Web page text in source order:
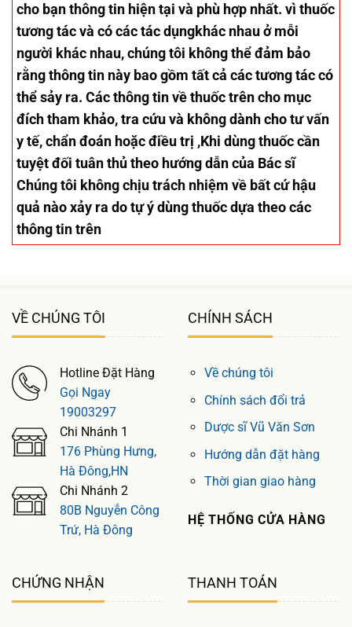
cho bạn thông tin hiện tại và phù hợp nhất. vì thuốc
tương tác và có các tác dụngkhác nhau ở mỗi
người khác nhau, chúng tôi không thể đảm bảo
rằng thông tin này bao gồm tất cả các tương tác có
thể sảy ra. Các thông tin về thuốc trên cho mục
đích tham khảo, tra cứu và không dành cho tư vấn
y tế, chẩn đoán hoặc điều trị ,Khi dùng thuốc cần
tuyệt đối tuân thủ theo hướng dẫn của Bác sĩ
Chúng tôi không chịu trách nhiệm về bất cứ hậu
quả nào xảy ra do tự ý dùng thuốc dựa theo các
thông tin trên
VỀ CHÚNG TÔI
Hotline Đặt Hàng
Gọi Ngay
19003297
Chi Nhánh 1
176 Phùng Hưng,
Hà Đông,HN
Chi Nhánh 2
80B Nguyễn Công
Trứ, Hà Đông
CHÍNH SÁCH
Về chúng tôi
Chính sách đổi trả
Dược sĩ Vũ Văn Sơn
Hướng dẫn đặt hàng
Thời gian giao hàng
HỆ THỐNG CỬA HÀNG
CHỨNG NHẬN THANH TOÁN